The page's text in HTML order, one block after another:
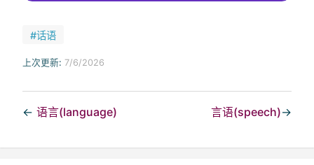
#话语
上次更新: 7/6/2026
← 语言(language) 言语(speech)→